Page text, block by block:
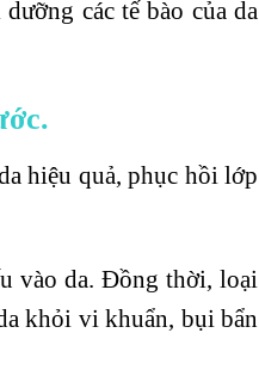
các tế bào của da
hiệu quả, phục hồi lớp
vào da. Đồng thời, loại
khỏi vi khuẩn, bụi bẩn